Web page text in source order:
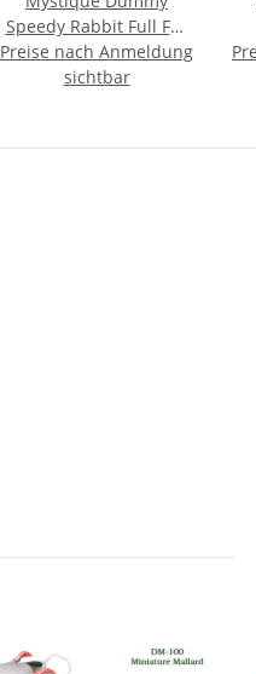
Speedy Rabbit Full Fur
mit Fell 250g
Preise nach Anmeldung
sichtbar